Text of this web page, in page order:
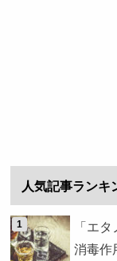
人気記事ランキ
「エ
消毒作